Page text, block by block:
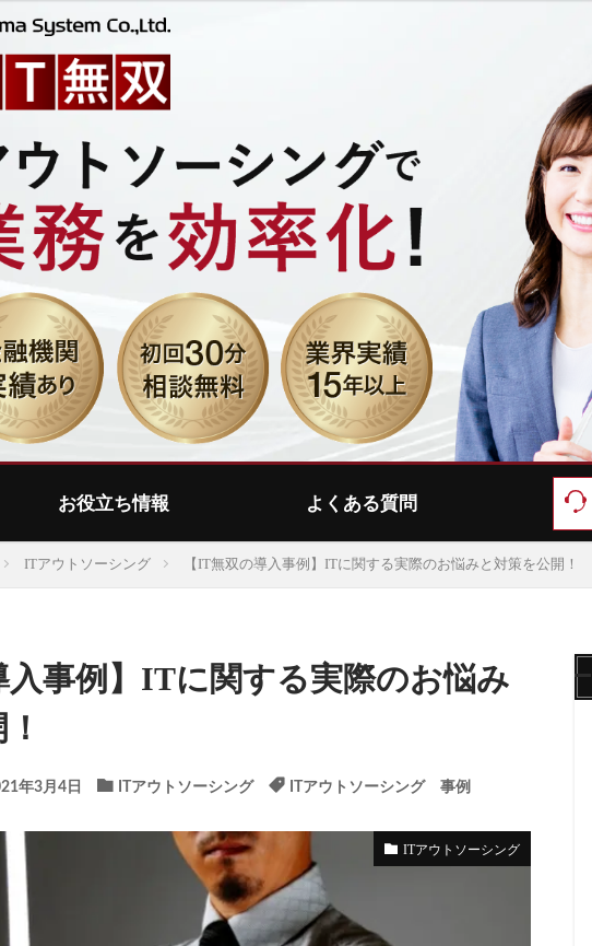
お役立ち情報 よくある質問
ITアウトソーシング 【IT無双の導入事例】ITに関する実際のお悩みと対策を公開！
入事例】ITに関する実際のお悩み
年3月4日 ITアウトソーシング
ITアウトソーシング 事例
ITアウトソーシング